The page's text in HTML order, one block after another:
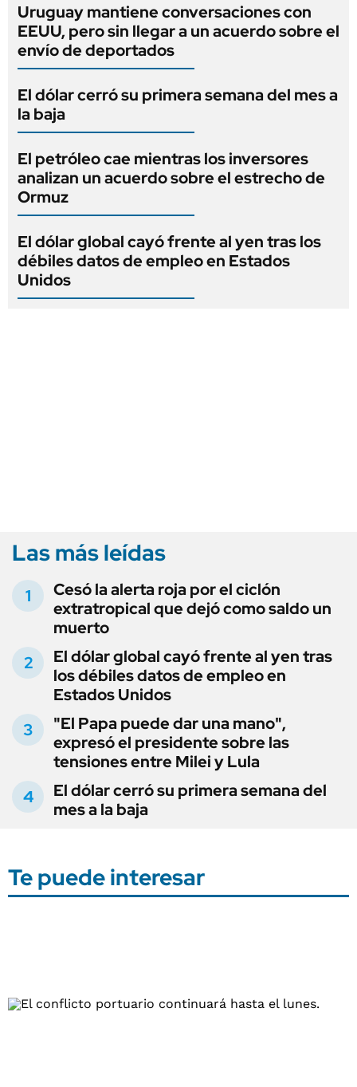
Uruguay mantiene conversaciones con
EEUU, pero sin llegar a un acuerdo sobre el
envío de deportados
El dólar cerró su primera semana del mes a
la baja
El petróleo cae mientras los inversores
analizan un acuerdo sobre el estrecho de
Ormuz
El dólar global cayó frente al yen tras los
débiles datos de empleo en Estados
Unidos
Las más leídas
Cesó la alerta roja por el ciclón
extratropical que dejó como saldo un
muerto
El dólar global cayó frente al yen tras
los débiles datos de empleo en
Estados Unidos
"El Papa puede dar una mano",
expresó el presidente sobre las
tensiones entre Milei y Lula
El dólar cerró su primera semana del
mes a la baja
Te puede interesar